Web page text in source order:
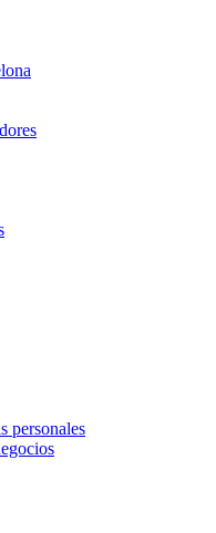
personales